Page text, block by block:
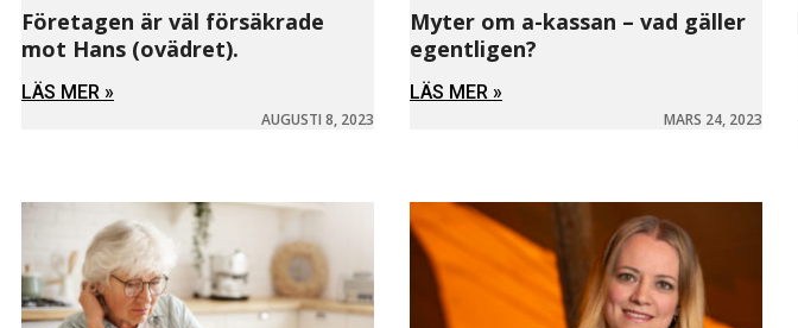
Företagen är väl försäkrade
mot Hans (ovädret).
LÄS MER »
AUGUSTI 8, 2023
Myter om a-kassan – vad gäller
egentligen?
LÄS MER »
MARS 24, 2023